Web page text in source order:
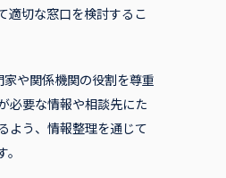
適切な窓口を検討するこ
や関係機関の役割を尊重
必要な情報や相談先にた
よう、情報整理を通じて